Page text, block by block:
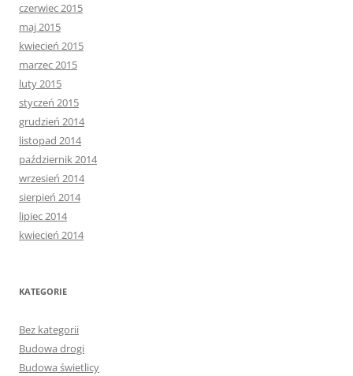
czerwiec 2015
maj 2015
kwiecień 2015
marzec 2015
luty 2015
styczeń 2015
grudzień 2014
listopad 2014
październik 2014
wrzesień 2014
sierpień 2014
lipiec 2014
kwiecień 2014
KATEGORIE
Bez kategorii
Budowa drogi
Budowa świetlicy